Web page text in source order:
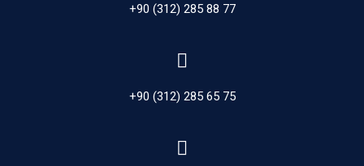
+90 (312) 285 88 77
+90 (312) 285 65 75